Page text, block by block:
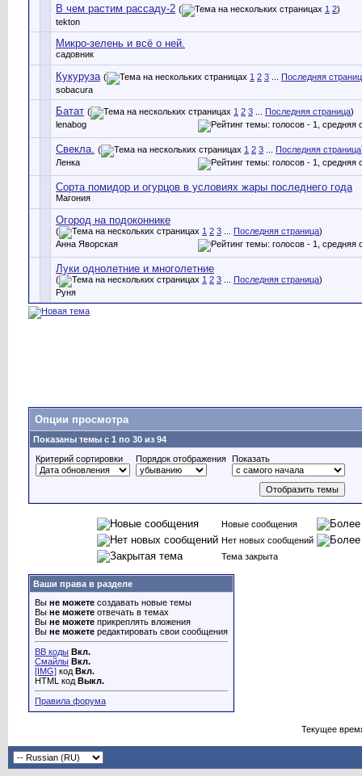
В чем растим рассаду-2 ( 1 2)
tekton
Микро-зелень и всё о ней.
садовник
Кукуруза ( 1 2 3
Последняя
sobacura
Батат ( 1 2 3 Последняя страница)
lenabog
Свекла. ( 1 2 3 Последняя страница
Ленка
Сорта помидор и огурцов в условиях жары последнего года
Магония
Огород на подоконнике
( 1 2 3 Последняя страница)
Анна Яворская
Луки однолетние и многолетние
( 1 2 3 Последняя страница)
Руня
Опции просмотра
Показаны темы с 1 по 30 из 94
Критерий сортировки
Порядок отображения Показать
Новые сообщения
Нет новых сообщений
Тема закрыта
Ваши права в разделе
Вы не можете создавать новые темы
Вы не можете отвечать в темах
Вы не можете прикреплять вложения
Вы не можете редактировать свои сообщения
BB коды Вкл.
Смайлы Вкл.
[IMG] код Вкл.
HTML код Выкл.
Правила форума
Текущее